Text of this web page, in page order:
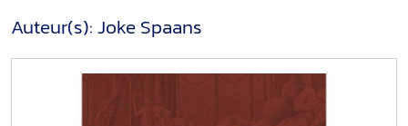
Auteur(s):Joke Spaans